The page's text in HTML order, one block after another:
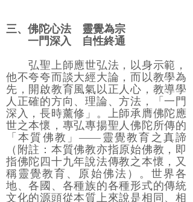
三、佛陀心法 靈覺為宗
一門深入 自性終通
弘聖上師應世弘法，以身示範，
他不夸夸而談大經大論，而以教學為
先，開啟教育風氣以正人心，教導學
人正確的方向、理論、方法，「一門
深入，長時薰修」。上師承膺佛陀應
世之本懷，專弘專揚聖人佛陀所傳的
「本質佛教」――靈覺教育之真諦
（附註：本質佛教亦指原始佛教，即
指佛陀四十九年說法傳教之本懷，又
稱靈覺教育、原始佛法）。世界各
地、各國、各種族的各種形式的傳統
文化的源頭從本質上來說是相同、相